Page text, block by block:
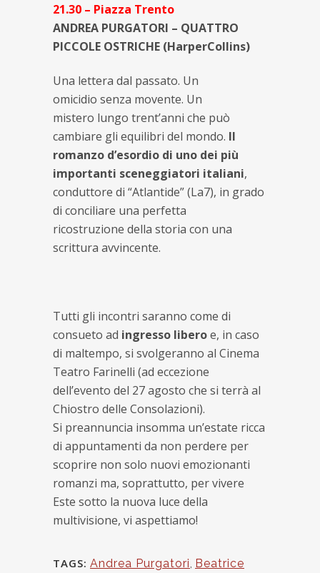
21.30 – Piazza Trento
ANDREA PURGATORI – QUATTRO
PICCOLE OSTRICHE (HarperCollins)
Una lettera dal passato. Un
omicidio senza movente. Un
mistero lungo trent’anni che può
cambiare gli equilibri del mondo. Il
romanzo d’esordio di uno dei più
importanti sceneggiatori italiani,
conduttore di “Atlantide” (La7), in grado
di conciliare una perfetta
ricostruzione della storia con una
scrittura avvincente.
Tutti gli incontri saranno come di
consueto ad ingresso liberoe, in caso
di maltempo, si svolgeranno al Cinema
Teatro Farinelli (ad eccezione
dell’evento del 27 agosto che si terrà al
Chiostro delle Consolazioni).
Si preannuncia insomma un’estate ricca
di appuntamenti da non perdere per
scoprire non solo nuovi emozionanti
romanzi ma, soprattutto, per vivere
Este sotto la nuova luce della
multivisione, vi aspettiamo!
TAGS: Andrea Purgatori, Beatrice